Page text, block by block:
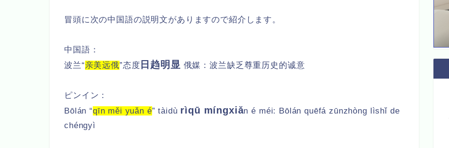
冒頭に次の中国語の説明文がありますので紹介します。
中国語：
波兰“亲美远俄”态度 日趋明显 俄媒：波兰缺乏尊重历史的诚意
ピンイン：
Bōlán “qīn měi yuǎn é” tàidù rìqū míngxiǎn é méi: Bōlán quēfá zūnzhòng lìshǐ de
chéngyì